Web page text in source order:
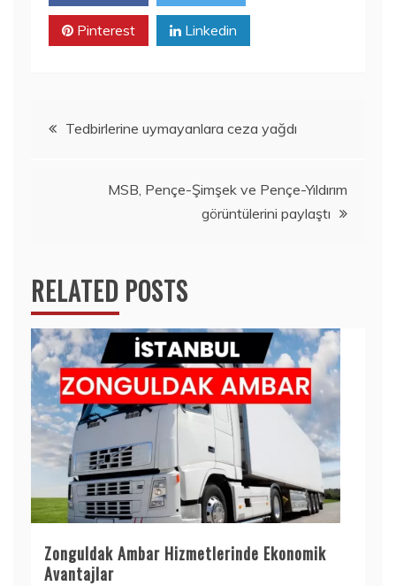
Pinterest Linkedin
YazıTedbirlerine uymayanlara ceza yağdı
MSB, Pençe-Şimşek ve Pençe-Yıldırım
görüntülerini paylaştı
RELATED POSTS
Zonguldak Ambar Hizmetlerinde Ekonomik
Avantajlar